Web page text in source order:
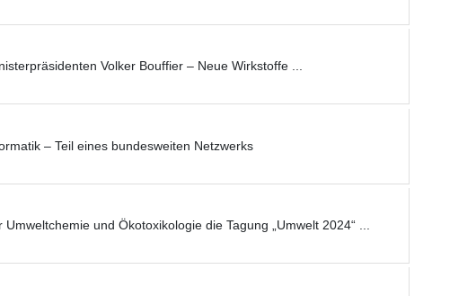
Volker Bouffier – Neue Wirkstoffe ...
– Teil eines bundesweiten Netzwerks
und Ökotoxikologie die Tagung „Umwelt 2024“ ...